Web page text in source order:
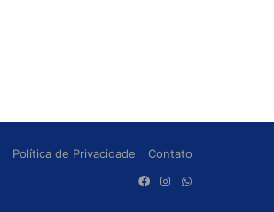
Política de Privacidade
Contato
Facebook
Instagram
WhatsApp